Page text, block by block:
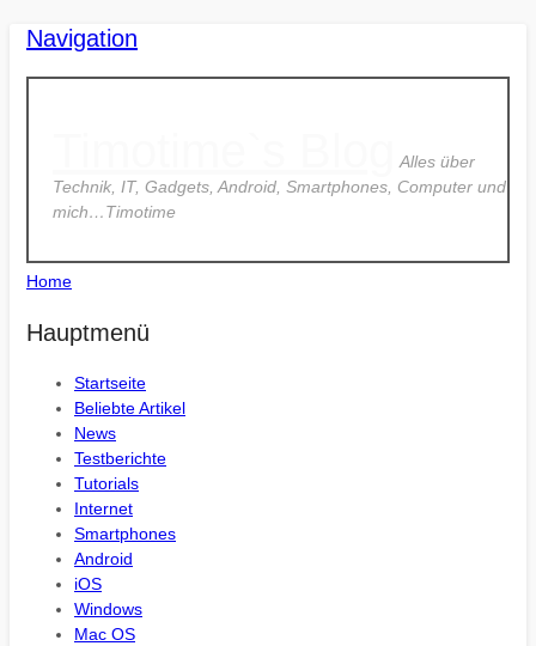
Navigation
Alles über
Technik, IT, Gadgets, Android, Smartphones, Computer und
mich…Timotime
Home
Hauptmenü
Startseite
Beliebte Artikel
News
Testberichte
Tutorials
Internet
Smartphones
Android
iOS
Windows
Mac OS